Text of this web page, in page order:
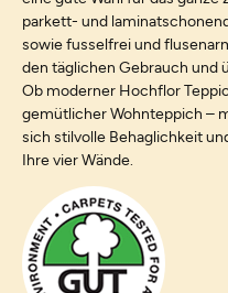
parkett- und
sowie fusselfrei und
den täglichen Gebrauch und
Ob moderner Hochflor
gemütlicher Wohnteppich –
sich stilvolle Behaglichkeit
Ihre vier Wände.